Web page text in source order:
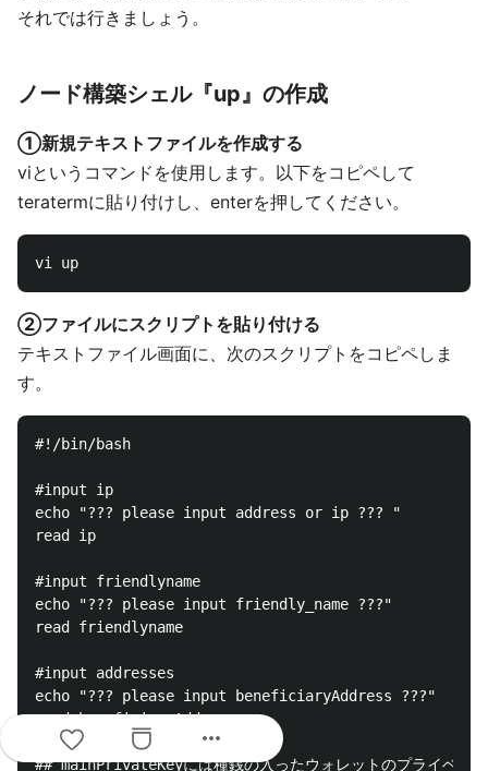
それでは行きましょう。
ノード構築シェル『up』の作成
①新規テキストファイルを作成する
viというコマンドを使用します。以下をコピペして
teratermに貼り付けし、enterを押してください。
②ファイルにスクリプトを貼り付ける
テキストファイル画面に、次のスクリプトをコピペしま
す。
#!/bin/bash
#input ip
echo "??? please input address or ip ??? "
read ip
#input friendlyname
echo "??? please input friendly_name ???"
read friendlyname
#input addresses
echo "??? please input beneficiaryAddress ???"
read beneficiaryAddress
## mainPrivateKeyには種銭の入ったウォレットのプライベー
more_horiz